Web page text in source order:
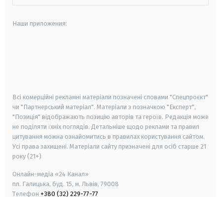
Наши приложения:
Всі комерційні рекламні матеріали позначені словами "Спецпроєкт"
чи "Партнерський матеріал". Матеріали з позначкою "Експерт",
"Позиція" відображають позицію авторів та героїв. Редакція може
не поділяти їхніх поглядів. Детальніше щодо реклами та правил
цитування можна ознайомитись в правилах користування сайтом.
Усі права захищені. Матеріали сайту призначені для осіб старше 21
року (21+)
Онлайн-медіа «24 Канал»
пл. Галицька, буд. 15, м. Львів, 79008
Телефон +380 (32) 229-77-77